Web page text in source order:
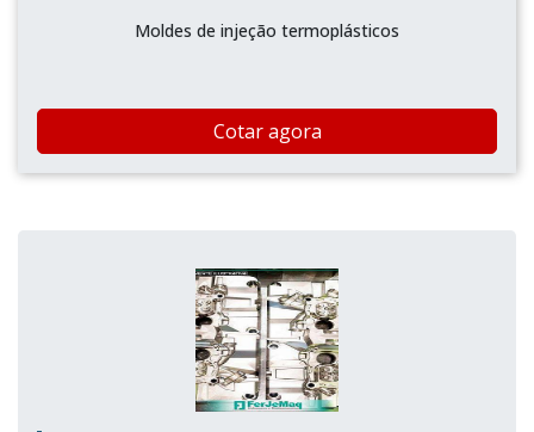
Moldes de injeção termoplásticos
Cotar agora